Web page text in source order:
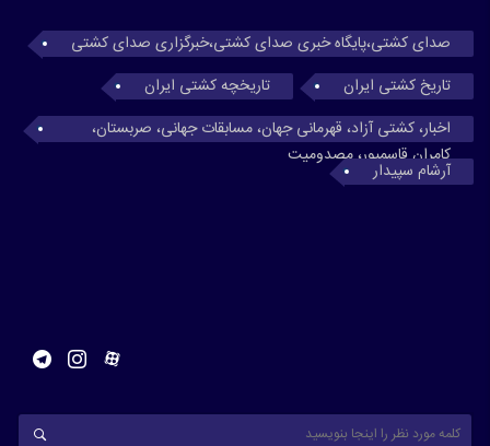
صدای کشتی،پایگاه خبری صدای کشتی،خبرگزاری صدای کشتی
تاریخ کشتی ایران
تاریخچه کشتی ایران
اخبار، کشتی آزاد، قهرمانی جهان، مسابقات جهانی، صربستان،
کامران قاسمپور، مصدومیت
آرشام سپیدار